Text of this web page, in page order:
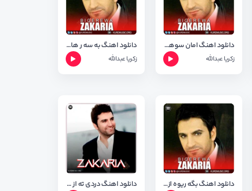
دانلود اهنگ امان سوهام از زکریا عبدالله + شعر اهنگ
زکریا عبدالله
دانلود اهنگ به سه ر هاتی دلداریم از زکریا عبدالله + شعر اهنگ
زکریا عبدالله
دانلود اهنگ بگه ریوه از زکریا عبدالله + شعر اهنگ دانلود اهنگ دردی ته از زکریا عبدالله با کیفیت ۳۲۰